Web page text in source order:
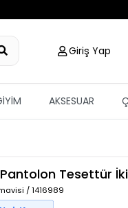
Giriş Yap
AKSESUAR
Tesettür
/ 1416989